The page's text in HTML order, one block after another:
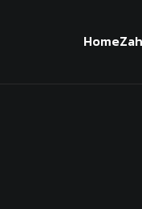
Home